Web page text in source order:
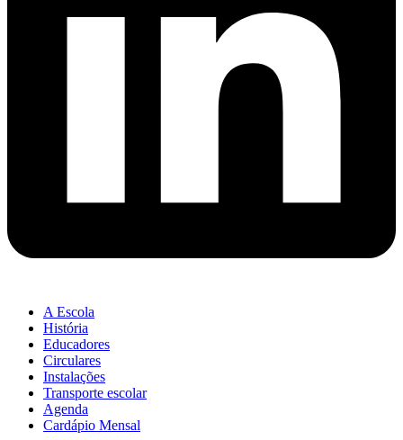
A Escola
História
Educadores
Circulares
Instalações
Transporte escolar
Agenda
Cardápio Mensal